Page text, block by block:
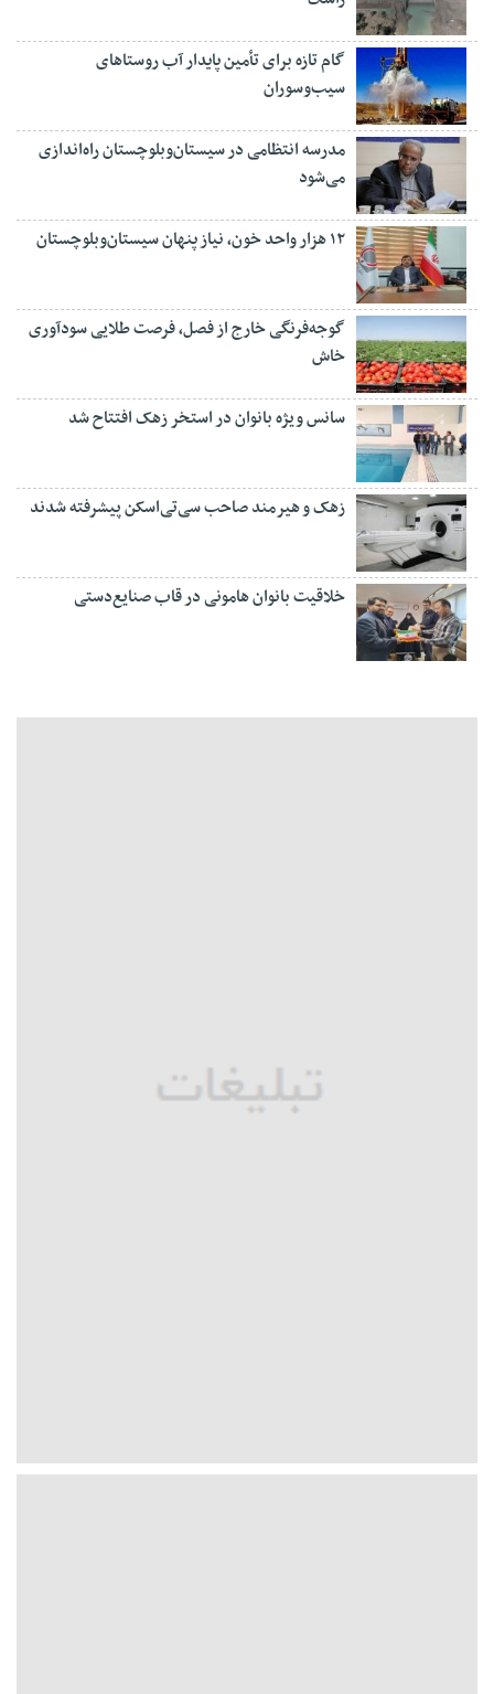
گام تازه برای تأمین پایدار آب روستاهای
سیب‌وسوران
مدرسه انتظامی در سیستان‌وبلوچستان راه‌اندازی
می‌شود
۱۲ هزار واحد خون، نیاز پنهان سیستان‌وبلوچستان
گوجه‌فرنگی خارج از فصل، فرصت طلایی سودآوری
خاش
سانس ویژه بانوان در استخر زهک افتتاح شد
زهک و هیرمند صاحب سی‌تی‌اسکن پیشرفته شدند
خلاقیت بانوان هامونی در قاب صنایع‌دستی